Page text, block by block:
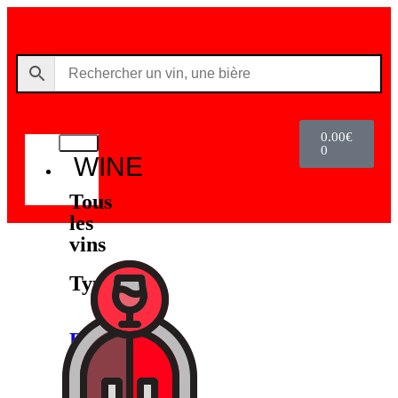
WINE
Tous
les
vins
Types
Rouge
Blanc
0.00€
0